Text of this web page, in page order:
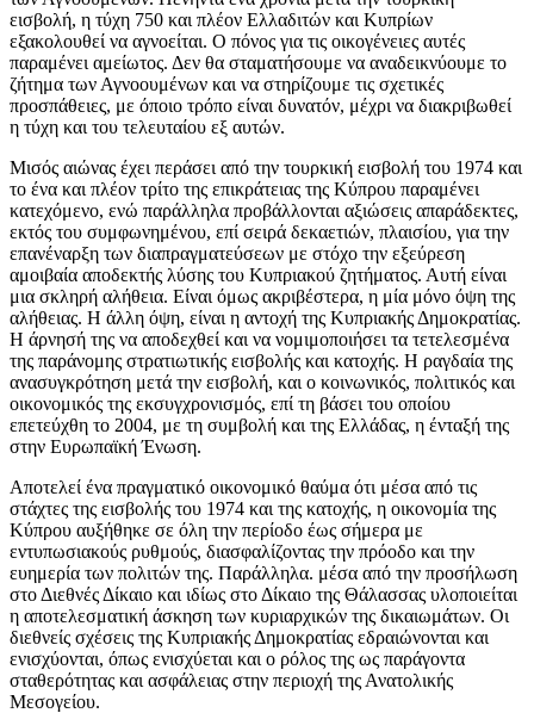
εισβολή, η τύχη 750 και πλέον Ελλαδιτών και Κυπρίων
εξακολουθεί να αγνοείται. Ο πόνος για τις οικογένειες αυτές
παραμένει αμείωτος. Δεν θα σταματήσουμε να αναδεικνύουμε το
ζήτημα των Αγνοουμένων και να στηρίζουμε τις σχετικές
προσπάθειες, με όποιο τρόπο είναι δυνατόν, μέχρι να διακριβωθεί
η τύχη και του τελευταίου εξ αυτών.
Μισός αιώνας έχει περάσει από την τουρκική εισβολή του 1974 και
το ένα και πλέον τρίτο της επικράτειας της Κύπρου παραμένει
κατεχόμενο, ενώ παράλληλα προβάλλονται αξιώσεις απαράδεκτες,
εκτός του συμφωνημένου, επί σειρά δεκαετιών, πλαισίου, για την
επανέναρξη των διαπραγματεύσεων με στόχο την εξεύρεση
αμοιβαία αποδεκτής λύσης του Κυπριακού ζητήματος. Αυτή είναι
μια σκληρή αλήθεια. Είναι όμως ακριβέστερα, η μία μόνο όψη της
αλήθειας. Η άλλη όψη, είναι η αντοχή της Κυπριακής Δημοκρατίας.
Η άρνησή της να αποδεχθεί και να νομιμοποιήσει τα τετελεσμένα
της παράνομης στρατιωτικής εισβολής και κατοχής. Η ραγδαία της
ανασυγκρότηση μετά την εισβολή, και ο κοινωνικός, πολιτικός και
οικονομικός της εκσυγχρονισμός, επί τη βάσει του οποίου
επετεύχθη το 2004, με τη συμβολή και της Ελλάδας, η ένταξή της
στην Ευρωπαϊκή Ένωση.
Αποτελεί ένα πραγματικό οικονομικό θαύμα ότι μέσα από τις
στάχτες της εισβολής του 1974 και της κατοχής, η οικονομία της
Κύπρου αυξήθηκε σε όλη την περίοδο έως σήμερα με
εντυπωσιακούς ρυθμούς, διασφαλίζοντας την πρόοδο και την
ευημερία των πολιτών της. Παράλληλα. μέσα από την προσήλωση
στο Διεθνές Δίκαιο και ιδίως στο Δίκαιο της Θάλασσας υλοποιείται
η αποτελεσματική άσκηση των κυριαρχικών της δικαιωμάτων. Οι
διεθνείς σχέσεις της Κυπριακής Δημοκρατίας εδραιώνονται και
ενισχύονται, όπως ενισχύεται και ο ρόλος της ως παράγοντα
σταθερότητας και ασφάλειας στην περιοχή της Ανατολικής
Μεσογείου.